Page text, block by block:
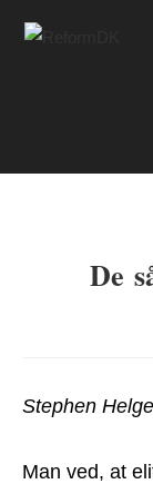
De
Stephen
Man ved, at